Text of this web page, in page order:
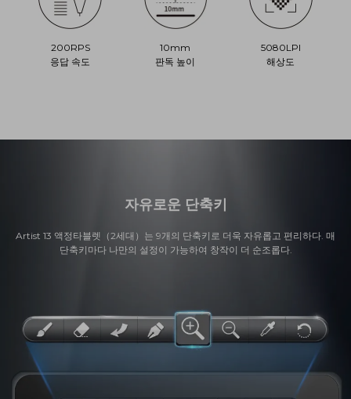
200RPS
응답 속도
10mm
판독 높이
5080LPI
해상도
자유로운 단축키
Artist 13 액정타블렛（2세대）는 9개의 단축키로 더욱 자유롭고 편리하다. 매
단축키마다 나만의 설정이 가능하여 창작이 더 순조롭다.